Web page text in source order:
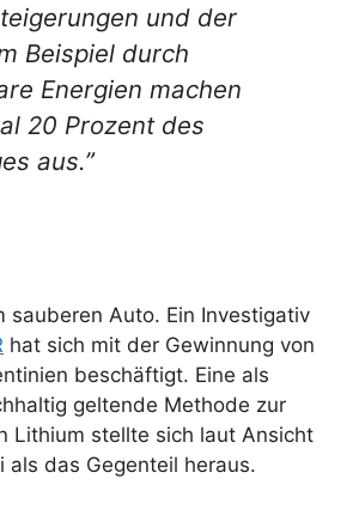
und der
Beispiel durch
Energien machen
20 Prozent des
aus.”
sauberen Auto. Ein Investigativ
hat sich mit der Gewinnung von
beschäftigt. Eine als
geltende Methode zur
Lithium stellte sich laut Ansicht
als das Gegenteil heraus.